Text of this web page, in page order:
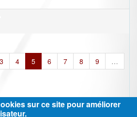
3 4 5 6 7 8 9
…
sur ce site pour améliorer